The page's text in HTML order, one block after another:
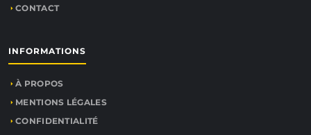
CONTACT
INFORMATIONS
À PROPOS
MENTIONS LÉGALES
CONFIDENTIALITÉ